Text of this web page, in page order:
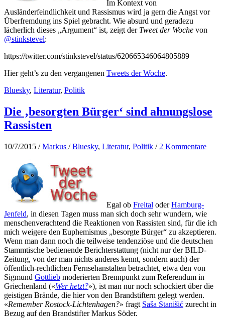
Im Kontext von
Ausländerfeindlichkeit und Rassismus wird ja gern die Angst vor
Überfremdung ins Spiel gebracht. Wie absurd und geradezu
lächerlich dieses „Argument“ ist, zeigt der Tweet der Woche von
@stinkstevel:
https://twitter.com/stinkstevel/status/620665346064805889
Hier geht’s zu den vergangenen Tweets der Woche.
Bluesky, Literatur, Politik
Die ‚besorgten Bürger‘ sind ahnungslose
Rassisten
10/7/2015 /Markus /Bluesky, Literatur, Politik / 2 Kommentare
Egal ob Freital oderHamburg-
Jenfeld, in diesen Tagen muss man sich doch sehr wundern, wie
menschenverachtend die Reaktionen von Rassisten sind, für die ich
mich weigere den Euphemismus „besorgte Bürger“ zu akzeptieren.
Wenn man dann noch die teilweise tendenziöse und die deutschen
Stammtische bedienende Berichterstattung (nicht nur der BILD-
Zeitung, von der man nichts anderes kennt, sondern auch) der
öffentlich-rechtlichen Fernsehanstalten betrachtet, etwa den von
Sigmund Gottlieb moderierten Brennpunkt zum Referendum in
Griechenland («Wer hetzt?»), ist man nur noch schockiert über die
geistigen Brände, die hier von den Brandstiftern gelegt werden.
«Remember Rostock-Lichtenhagen?» fragt Saša Stanišić zurecht in
Bezug auf den Brandstifter Markus Söder.